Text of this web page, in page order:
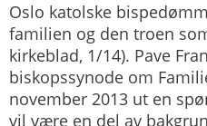
Oslo katolske
familien og den troen
kirkeblad, 1/14). Pave
biskopssynode om
november 2013 ut en
vil være en del av